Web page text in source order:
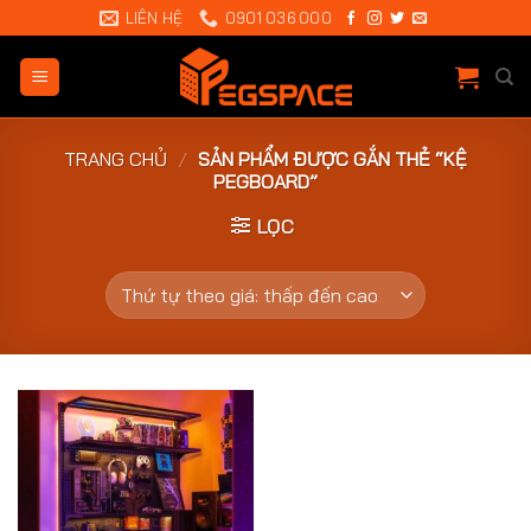
đến
dung
LIÊN HỆ 0901 036 000
TRANG CHỦ / SẢN PHẨM ĐƯỢC GẮN THẺ “KỆ
PEGBOARD”
LỌC